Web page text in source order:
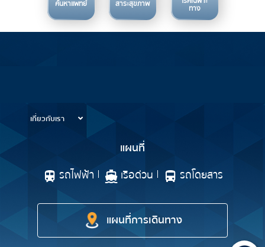
ค้นหาแพทย์ สาระสุขภาพ ทาง
เกี่ยวกับเรา
แผนที่
รถไฟฟ้า
เรือด่วน รถโดยสาร
แผนที่การเดินทาง